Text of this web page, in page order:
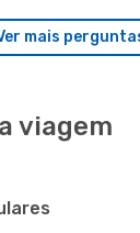
mais
viagem